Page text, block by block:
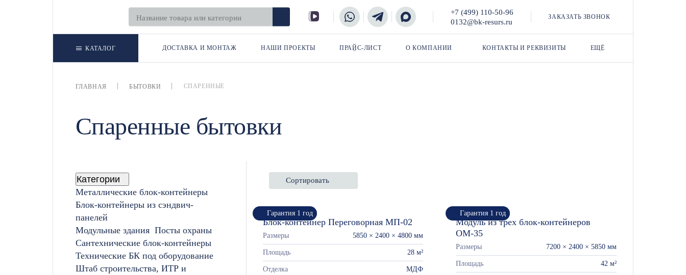
+7 (499) 110-50-96
0132@bk-resurs.ru
ЗАКАЗАТЬ ЗВОНОК
КАТАЛОГ ДОСТАВКА И МОНТАЖ НАШИ ПРОЕКТЫ ПРАЙС-ЛИСТ О КОМПАНИИ КОНТАКТЫ И РЕКВИЗИТЫ ЕЩЁ
ГЛАВНАЯ БЫТОВКИ СПАРЕННЫЕ
Спаренные бытовки
Категории
Металлические блок-контейнеры
Блок-контейнеры из сэндвич-
панелей
Модульные здания Посты охраны
Сантехнические блок-контейнеры
Технические БК под оборудование
Штаб строительства, ИТР и
Сортировать
Гарантия 1 год
Блок-контейнер Переговорная МП-02
Размеры 5850 × 2400 × 4800 мм
Площадь 28 м²
Отделка МДФ
Гарантия 1 год
Модуль из трех блок-контейнеров
ОМ-35
Размеры 7200 × 2400 × 5850 мм
Площадь 42 м²